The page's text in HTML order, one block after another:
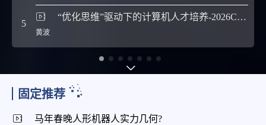
5
“优化思维”驱动下的计算机人才培养-2026CCF未来计算机教育峰会（FCES 2026）
黄波
固定推荐
马年春晚人形机器人实力几何?